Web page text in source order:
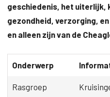
geschiedenis, het
gezondheid, verzorging,
en alleen zijn van de
Onderwerp
Rasgroep